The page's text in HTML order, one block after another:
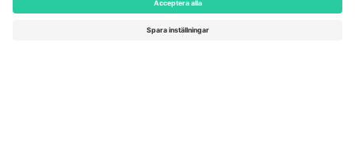
Regus Sofia City West, bul
UAE Dubai Silicon Oasis, DDP
Building A1, Office 302, Dubai,
United Arab Emirates